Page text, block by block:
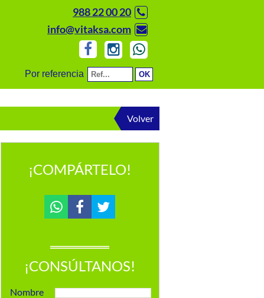
988 22 00 20
info@vitaksa.com
Por referencia
Volver
¡COMPÁRTELO!
¡CONSÚLTANOS!
Nombre